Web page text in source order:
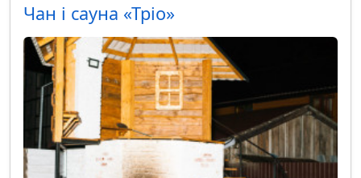
Чан і сауна «Тріо»